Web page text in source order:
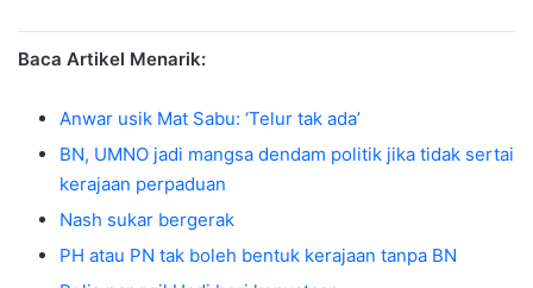
Baca Artikel Menarik:
Anwar usik Mat Sabu: ‘Telur tak ada’
BN, UMNO jadi mangsa dendam politik jika tidak sertai
kerajaan perpaduan
Nash sukar bergerak
PH atau PN tak boleh bentuk kerajaan tanpa BN